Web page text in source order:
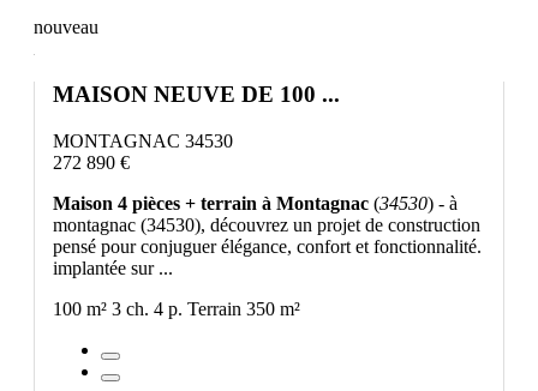
nouveau
MAISON NEUVE DE 100 ...
MONTAGNAC 34530
272 890 €
Maison 4 pièces + terrain à Montagnac (34530) - à
montagnac (34530), découvrez un projet de construction
pensé pour conjuguer élégance, confort et fonctionnalité.
implantée sur ...
100 m² 3 ch. 4 p. Terrain 350 m²